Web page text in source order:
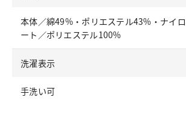
本体／綿49%・ポリエステル43%・ナイ
ート／ポリエステル100%
洗濯表示
手洗い可